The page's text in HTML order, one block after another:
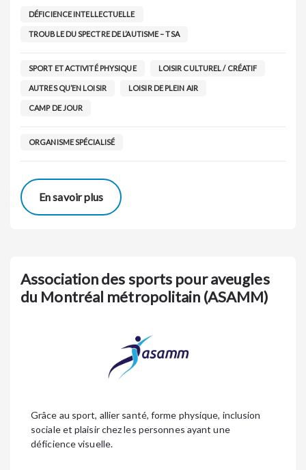
DÉFICIENCE INTELLECTUELLE
TROUBLE DU SPECTRE DE L’AUTISME – TSA
SPORT ET ACTIVITÉ PHYSIQUE LOISIR CULTUREL / CRÉATIF
AUTRES QU’EN LOISIR LOISIR DE PLEIN AIR
CAMP DE JOUR
ORGANISME SPÉCIALISÉ
En savoir plus
Association des sports pour aveugles
du Montréal métropolitain (ASAMM)
Grâce au sport, allier santé, forme physique, inclusion
sociale et plaisir chez les personnes ayant une
déficience visuelle.